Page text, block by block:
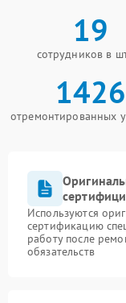
19
сотрудников в
1426
отремонтированных
Используются
сертификацию
работу после
обязательств